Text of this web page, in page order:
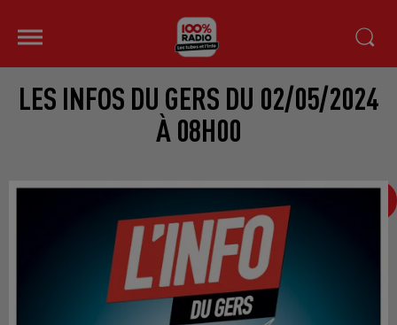
LES INFOS DU GERS DU 02/05/2024
À 08H00